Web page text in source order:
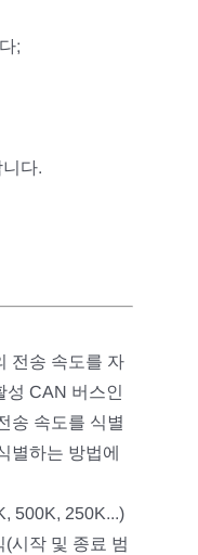
;
다.
전송 속도를 자
CAN 버스인
송 속도를 식별
별하는 방법에
500K, 250K...)
시작 및 종료 범